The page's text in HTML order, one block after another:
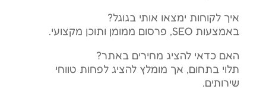
איך לקוחות ימצאו אותי בגוגל?
באמצעות SEO, פרסום ממומן ותוכן מקצועי.
האם כדאי להציג מחירים באתר?
תלוי בתחום, אך מומלץ להציג לפחות טווחי
שירותים.